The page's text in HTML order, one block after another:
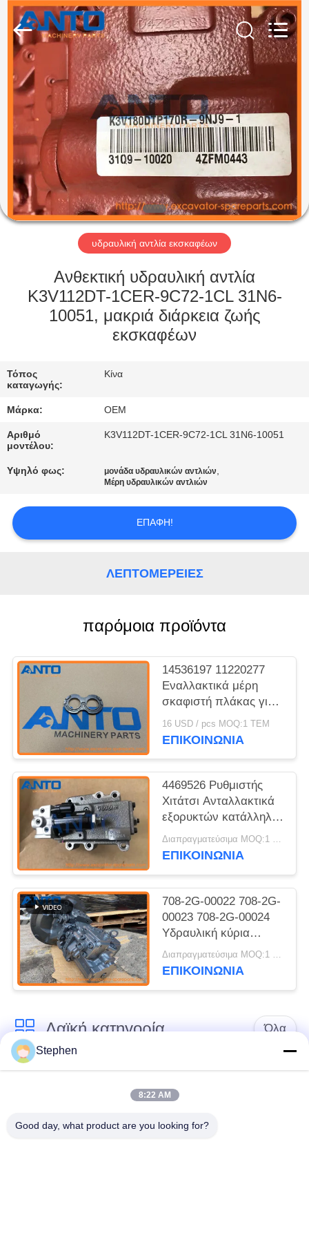
ΣΠΊΤΙ
ΠΡΟΪΌΝΤΑ
ΠΕΡΊΠΟΥ
ΕΜΕΊΣ
ΓΎΡΟΣ
ΕΡΓΟΣΤΑΣΊΩΝ
ΠΟΙΟΤΙΚΌΣ
ΈΛΕΓΧΟΣ
SITEMAP
ΠΟΛΙΤΙΚΉ
ΑΠΟΡΡΉΤΟΥ
Anto
Machinery
Co.,Ltd..
Rights
Reserved.
υδραυλική αντλία εκσκαφέων
Ανθεκτική υδραυλική αντλία
K3V112DT-1CER-9C72-1CL 31N6-
10051, μακριά διάρκεια ζωής
εκσκαφέων
Τόπος
καταγωγής:
Κίνα
Μάρκα: OEM
Αριθμό
μοντέλου:
K3V112DT-1CER-9C72-1CL 31N6-10051
Υψηλό φως: μονάδα υδραυλικών αντλιών,
Μέρη υδραυλικών αντλιών
ΕΠΑΦΉ!
ΛΕΠΤΟΜΈΡΕΙΕΣ
παρόμοια προϊόντα
14536197 11220277
Εναλλακτικά μέρη
σκαφιστή πλάκας για
EC140C EC160C
EC180C EC210B
16 USD / pcs MOQ:1 ΤΕΜ
ΕΠΙΚΟΙΝΩΝΙΑ
4469526 Ρυθμιστής
Χιτάτσι Ανταλλακτικά
εξορυκτών κατάλληλα
για ZX230 ZX240
ZX330 ZX350 ZX450
Διαπραγματεύσιμα MOQ:1 τεμ
ΕΠΙΚΟΙΝΩΝΙΑ
708-2G-00022 708-2G-
00023 708-2G-00024
Υδραυλική κύρια
αντλία για PC300-7
PC340-7 PC350-7
Διαπραγματεύσιμα MOQ:1 PC
ΕΠΙΚΟΙΝΩΝΙΑ
Λαϊκή κατηγορία Όλα
Εκσκαφέας
Τελικό Drive
εκσκαφέων
εργαλείο
Stephen
8:22 AM
Good day, what product are you looking for?